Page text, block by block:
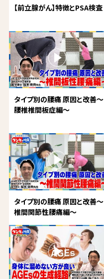
【前立腺がん】特徴とPSA検査
タイプ別の腰痛 原因と改善～
腰椎椎間板症編～
タイプ別の腰痛 原因と改善～
椎間関節性腰痛編～